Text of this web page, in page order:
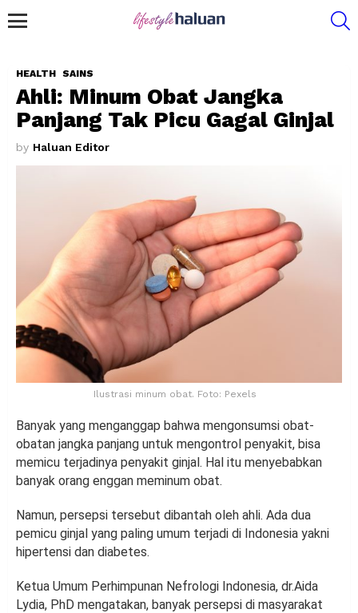
HEALTH SAINS
Ahli: Minum Obat Jangka
Panjang Tak Picu Gagal Ginjal
by Haluan Editor
Ilustrasi minum obat. Foto: Pexels
Banyak yang menganggap bahwa mengonsumsi obat-
obatan jangka panjang untuk mengontrol penyakit, bisa
memicu terjadinya penyakit ginjal. Hal itu menyebabkan
banyak orang enggan meminum obat.
Namun, persepsi tersebut dibantah oleh ahli. Ada dua
pemicu ginjal yang paling umum terjadi di Indonesia yakni
hipertensi dan diabetes.
Ketua Umum Perhimpunan Nefrologi Indonesia, dr.Aida
Lydia, PhD mengatakan, banyak persepsi di masyarakat